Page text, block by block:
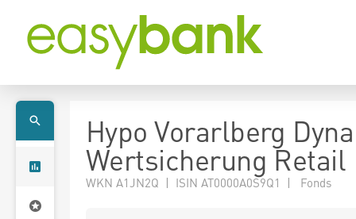
Hypo Vorarlberg
Wertsicherung Retail
WKN A1JN2Q | ISIN AT0000A0S9Q1 | Fonds